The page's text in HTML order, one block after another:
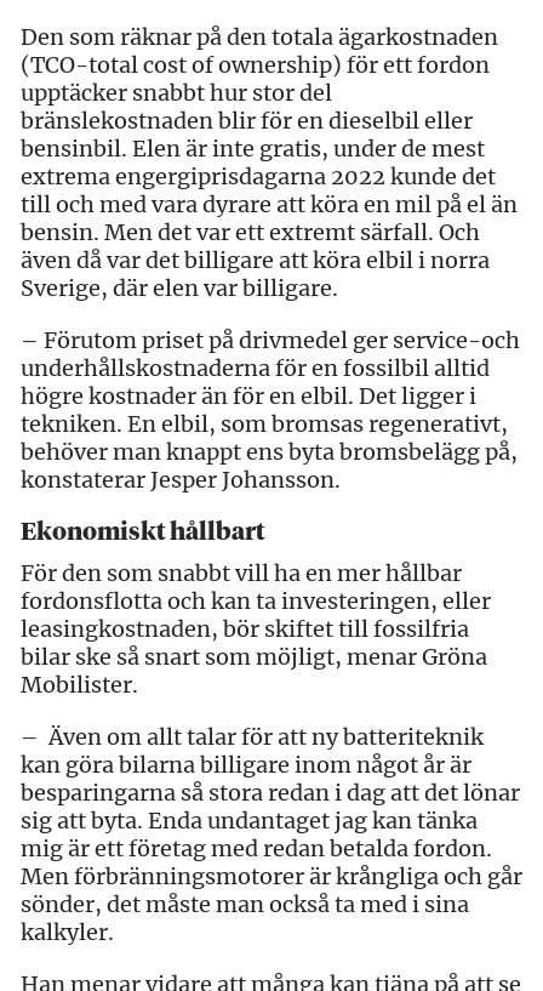
Den som räknar på den totala ägarkostnaden
(TCO-total cost of ownership) för ett fordon
upptäcker snabbt hur stor del
bränslekostnaden blir för en dieselbil eller
bensinbil. Elen är inte gratis, under de mest
extrema engergiprisdagarna 2022 kunde det
till och med vara dyrare att köra en mil på el än
bensin. Men det var ett extremt särfall. Och
även då var det billigare att köra elbil i norra
Sverige, där elen var billigare.
– Förutom priset på drivmedel ger service-och
underhållskostnaderna för en fossilbil alltid
högre kostnader än för en elbil. Det ligger i
tekniken. En elbil, som bromsas regenerativt,
behöver man knappt ens byta bromsbelägg på,
konstaterar Jesper Johansson.
Ekonomiskt hållbart
För den som snabbt vill ha en mer hållbar
fordonsflotta och kan ta investeringen, eller
leasingkostnaden, bör skiftet till fossilfria
bilar ske så snart som möjligt, menar Gröna
Mobilister.
– Även om allt talar för att ny batteriteknik
kan göra bilarna billigare inom något år är
besparingarna så stora redan i dag att det lönar
sig att byta. Enda undantaget jag kan tänka
mig är ett företag med redan betalda fordon.
Men förbränningsmotorer är krångliga och går
sönder, det måste man också ta med i sina
kalkyler.
Han menar vidare att många kan tjäna på att se